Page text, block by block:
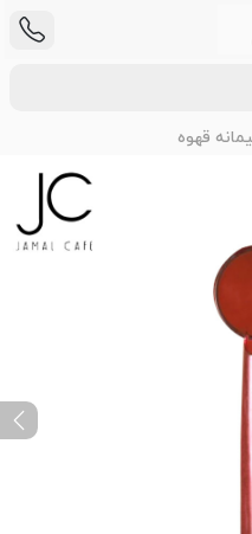
قهوه